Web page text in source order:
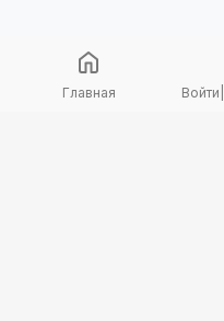
Главная Войти